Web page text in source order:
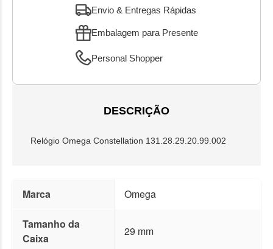
Envio & Entregas Rápidas
Embalagem para Presente
Personal Shopper
DESCRIÇÃO
Relógio Omega Constellation 131.28.29.20.99.002
Marca Omega
Tamanho da
Caixa
29 mm